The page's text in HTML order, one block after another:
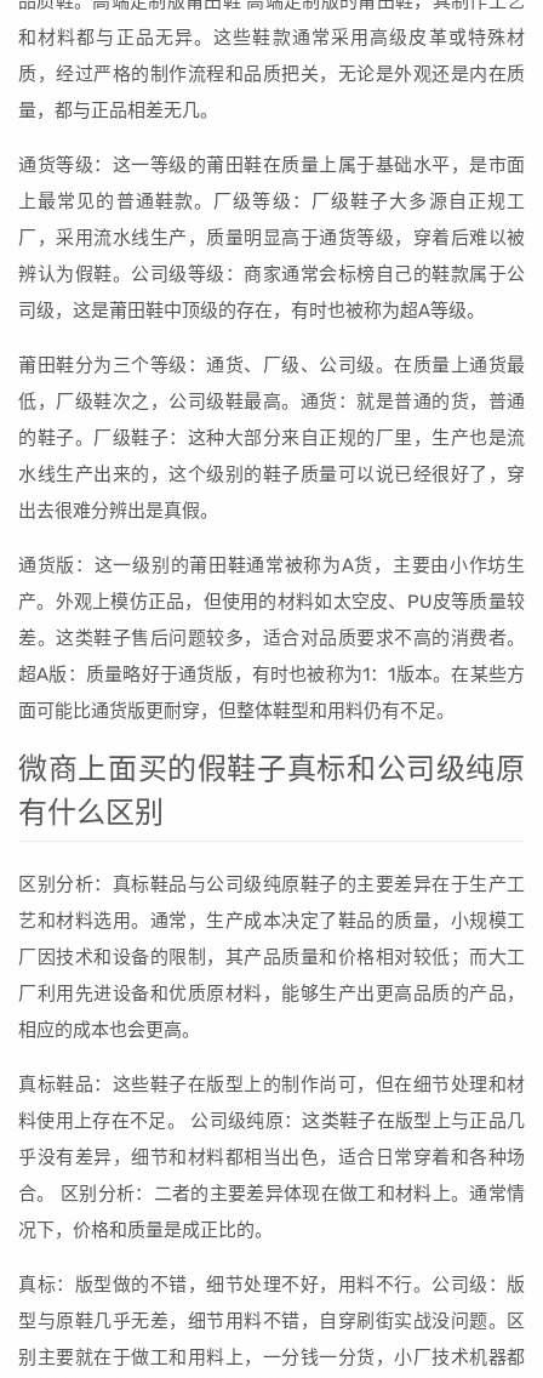
和材料都与正品无异。这些鞋款通常采用高级皮革或特殊材
质，经过严格的制作流程和品质把关，无论是外观还是内在质
量，都与正品相差无几。
通货等级：这一等级的莆田鞋在质量上属于基础水平，是市面
上最常见的普通鞋款。厂级等级：厂级鞋子大多源自正规工
厂，采用流水线生产，质量明显高于通货等级，穿着后难以被
辨认为假鞋。公司级等级：商家通常会标榜自己的鞋款属于公
司级，这是莆田鞋中顶级的存在，有时也被称为超A等级。
莆田鞋分为三个等级：通货、厂级、公司级。在质量上通货最
低，厂级鞋次之，公司级鞋最高。通货：就是普通的货，普通
的鞋子。厂级鞋子：这种大部分来自正规的厂里，生产也是流
水线生产出来的，这个级别的鞋子质量可以说已经很好了，穿
出去很难分辨出是真假。
通货版：这一级别的莆田鞋通常被称为A货，主要由小作坊生
产。外观上模仿正品，但使用的材料如太空皮、PU皮等质量较
差。这类鞋子售后问题较多，适合对品质要求不高的消费者。
超A版：质量略好于通货版，有时也被称为1：1版本。在某些方
面可能比通货版更耐穿，但整体鞋型和用料仍有不足。
微商上面买的假鞋子真标和公司级纯原
有什么区别
区别分析：真标鞋品与公司级纯原鞋子的主要差异在于生产工
艺和材料选用。通常，生产成本决定了鞋品的质量，小规模工
厂因技术和设备的限制，其产品质量和价格相对较低；而大工
厂利用先进设备和优质原材料，能够生产出更高品质的产品，
相应的成本也会更高。
真标鞋品：这些鞋子在版型上的制作尚可，但在细节处理和材
料使用上存在不足。 公司级纯原：这类鞋子在版型上与正品几
乎没有差异，细节和材料都相当出色，适合日常穿着和各种场
合。 区别分析：二者的主要差异体现在做工和材料上。通常情
况下，价格和质量是成正比的。
真标：版型做的不错，细节处理不好，用料不行。公司级：版
型与原鞋几乎无差，细节用料不错，自穿刷街实战没问题。区
别主要就在于做工和用料上，一分钱一分货，小厂技术机器都